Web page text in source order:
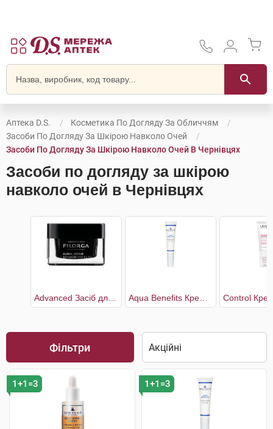
Аптека D.S.
Косметика По Догляду За Обличчям
Засоби По Догляду За Шкірою Навколо Очей
Засоби По Догляду За Шкірою Навколо Очей В Чернівцях
Засоби по догляду за шкірою
навколо очей в Чернівцях
Фільтри
1+1=3 1+1=3